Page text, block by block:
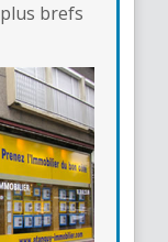
brefs